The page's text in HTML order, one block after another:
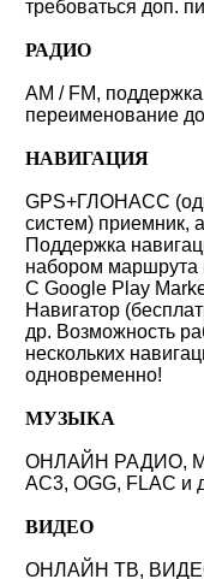
требоваться доп.
РАДИО
AM / FM,
переименование
НАВИГАЦИЯ
GPS+ГЛОНАСС
систем) приемник,
Поддержка
набором маршрута
С Google Play
Навигатор
др. Возможность
нескольких
одновременно!
МУЗЫКА
ОНЛАЙН РАДИО,
AC3, OGG, FLAC и
ВИДЕО
ОНЛАЙН ТВ,